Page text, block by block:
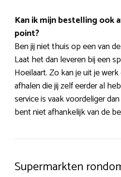
Kan ik mijn bestelling ook
point?
Ben jij niet thuis op een van
Laat het dan leveren bij een
Hoeilaart. Zo kan je uit je
afhalen die jij zelf eerder al
service is vaak voordeliger
bent niet afhankelijk van de
Supermarkten